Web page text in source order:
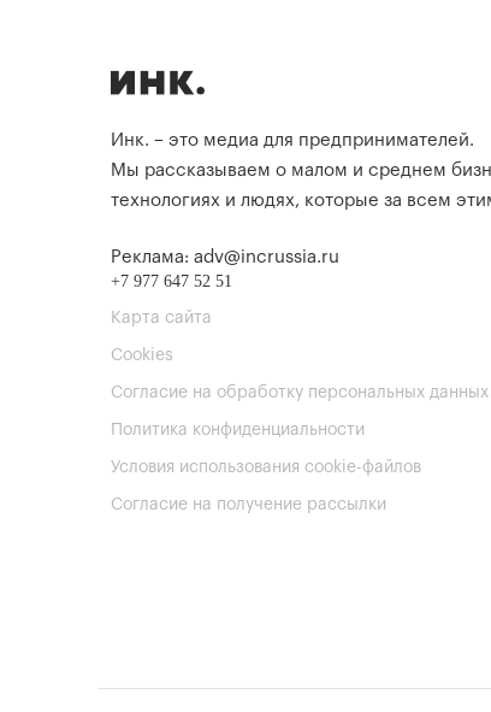
Инк. – это медиа для предпринимателей.
Мы рассказываем о малом и среднем
технологиях и людях, которые за всем
Реклама: adv@incrussia.ru
+7 977 647 52 51
Карта сайта
Cookies
Согласие на обработку персональных данных
Политика конфиденциальности
Условия использования cookie-файлов
Согласие на получение рассылки